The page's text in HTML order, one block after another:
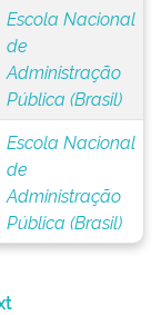
Escola Nacional
de
Administração
Pública (Brasil)
Escola Nacional
de
Administração
Pública (Brasil)